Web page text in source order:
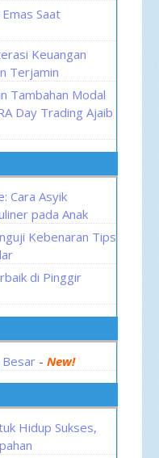
Saat
Keuangan
Terjamin
Tambahan Modal
Day Trading Ajaib
Cara Asyik
pada Anak
Kebenaran Tips
di Pinggir
Besar - New!
Hidup Sukses,